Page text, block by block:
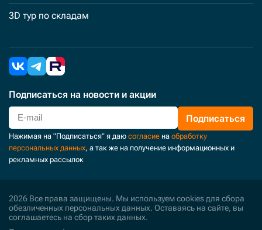
3D тур по складам
Подписаться на новости и акции
Подписаться
Нажимая на "Подписаться" я даю согласие на обработку
персональных данных, а так же на получение информационных и
рекламных рассылок
2026 Все права защищены. Мы используем cookies для сбора
обезличенных персональных данных. Оставаясь на сайте, вы
соглашаетесь на сбор таких данных.